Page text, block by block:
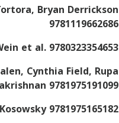
Bryan Derrickson
9781119662686
et al. 9780323354653
Cynthia Field, Rupa
9781975191099
9781975165182